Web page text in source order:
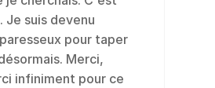
Je suis devenu
pour taper
Merci,
infiniment pour ce